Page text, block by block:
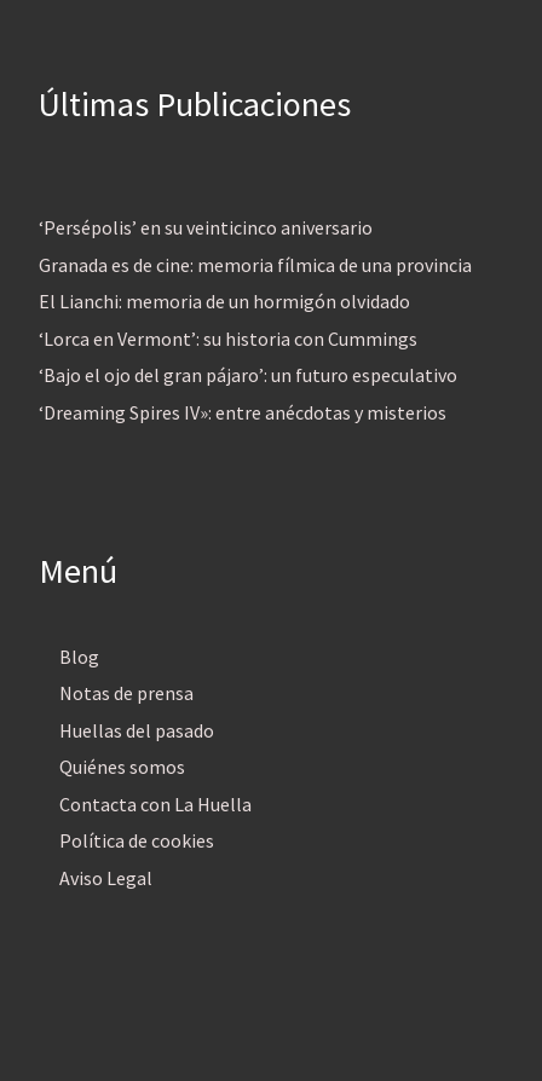
Últimas Publicaciones
‘Persépolis’ en su veinticinco aniversario
Granada es de cine: memoria fílmica de una provincia
El Lianchi: memoria de un hormigón olvidado
‘Lorca en Vermont’: su historia con Cummings
‘Bajo el ojo del gran pájaro’: un futuro especulativo
‘Dreaming Spires IV»: entre anécdotas y misterios
Menú
Blog
Notas de prensa
Huellas del pasado
Quiénes somos
Contacta con La Huella
Política de cookies
Aviso Legal